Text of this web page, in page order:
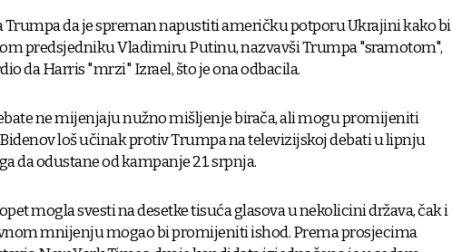
Trumpa da je spreman napustiti američku potporu Ukrajini kako bi
predsjedniku Vladimiru Putinu, nazvavši Trumpa "sramotom",
da Harris "mrzi" Izrael, što je ona odbacila.
ne mijenjaju nužno mišljenje birača, ali mogu promijeniti
loš učinak protiv Trumpa na televizijskoj debati u lipnju
da odustane od kampanje 21. srpnja.
mogla svesti na desetke tisuća glasova u nekolicini država, čak i
mnijenju mogao bi promijeniti ishod. Prema prosjecima